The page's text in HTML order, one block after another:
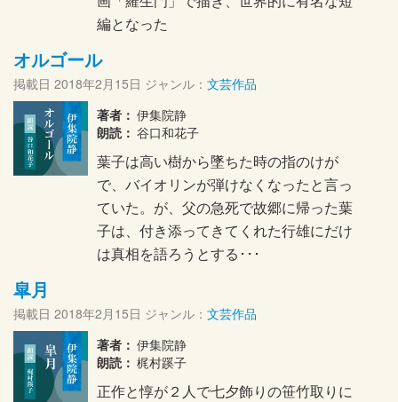
編となった
オルゴール
掲載日 2018年2月15日 ジャンル： 文芸作品
著者： 伊集院静
朗読： 谷口和花子
葉子は高い樹から墜ちた時の指のけが
で、バイオリンが弾けなくなったと言っ
ていた。が、父の急死で故郷に帰った葉
子は、付き添ってきてくれた行雄にだけ
は真相を語ろうとする･･･
皐月
掲載日 2018年2月15日 ジャンル： 文芸作品
著者： 伊集院静
朗読： 梶村蹊子
正作と惇が２人で七夕飾りの笹竹取りに